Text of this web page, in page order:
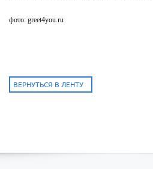
фото: greet4you.ru
ВЕРНУТЬСЯ В ЛЕНТУ